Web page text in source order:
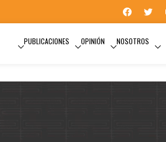
PUBLICACIONES OPINIÓN NOSOTROS